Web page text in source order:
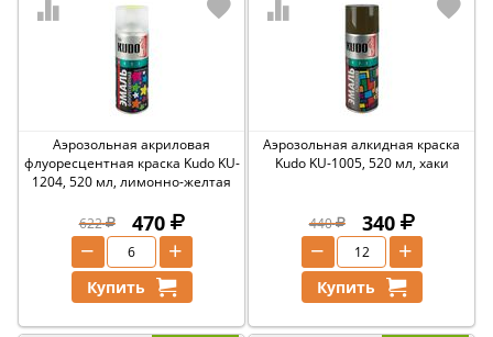
Аэрозольная акриловая
флуоресцентная краска Kudo KU-
1204, 520 мл, лимонно-желтая
622 470
+
−
Купить
Аэрозольная алкидная краска
Kudo KU-1005, 520 мл, хаки
440 340
+
−
Купить